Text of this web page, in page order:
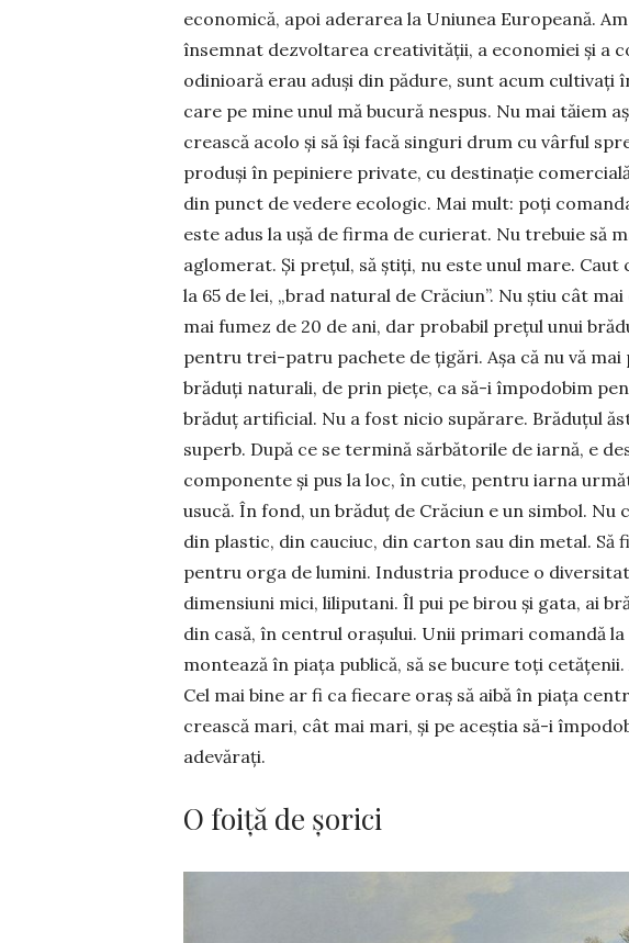
economică, apoi aderarea la Uniunea Europeană.
însemnat dezvoltarea creativității, a economiei și a
odinioară erau aduși din pădure, sunt acum cultivați
care pe mine unul mă bucură nespus. Nu mai tăiem
crească acolo și să își facă singuri drum cu vârful
produși în pepiniere private, cu destinație
din punct de vedere ecologic. Mai mult: poți
este adus la ușă de firma de curierat. Nu trebuie să
aglomerat. Și prețul, să știți, nu este unul mare.
la 65 de lei, „brad natural de Crăciun”. Nu știu cât
mai fumez de 20 de ani, dar probabil prețul unui
pentru trei-patru pachete de țigări. Așa că nu vă
brăduți naturali, de prin piețe, ca să-i împodobim
brăduț artificial. Nu a fost nicio supărare. Brăduțul
superb. După ce se termină sărbătorile de iarnă, e
componente și pus la loc, în cutie, pentru iarna
usucă. În fond, un brăduț de Crăciun e un simbol. Nu
din plastic, din cauciuc, din carton sau din metal.
pentru orga de lumini. Industria produce o
dimensiuni mici, liliputani. Îl pui pe birou și gata, ai
din casă, în centrul orașului. Unii primari comandă
montează în piața publică, să se bucure toți
Cel mai bine ar fi ca fiecare oraș să aibă în piața
crească mari, cât mai mari, și pe aceștia să-i
adevărați.
O foiță de șorici